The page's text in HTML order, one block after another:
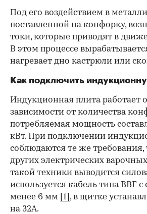
Под его воздействием в
поставленной на конфорку,
токи, которые приводят в
В этом процессе
нагревает дно кастрюли или
Как подключить
Индукционная плита работает
зависимости от количества
потребляемая мощность
кВт. При подключении
соблюдаются те же
других электрических
такой техники выводится
используется кабель типа ВВГ
менее 6 мм [1] , в щитке
на 32А.